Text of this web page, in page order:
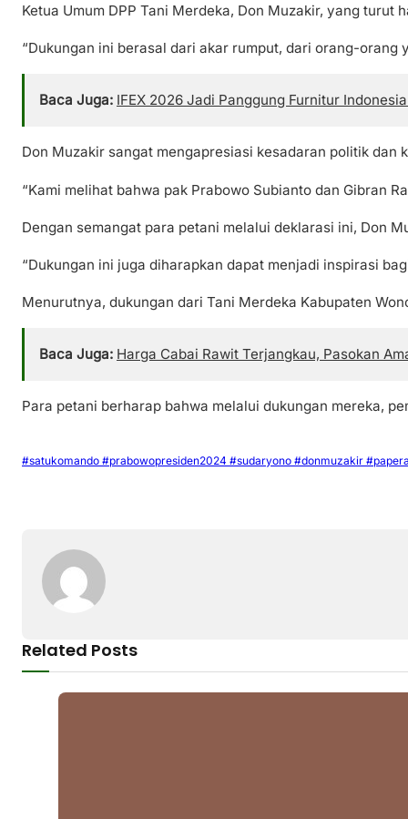
Ketua Umum DPP Tani Merdeka, Don Muzakir, yang
“Dukungan ini berasal dari akar rumput, dari orang-
Baca Juga: IFEX 2026 Jadi Panggung Furnitur
Don Muzakir sangat mengapresiasi kesadaran politik
“Kami melihat bahwa pak Prabowo Subianto dan Gibran
Dengan semangat para petani melalui deklarasi ini, Don
“Dukungan ini juga diharapkan dapat menjadi inspirasi
Menurutnya, dukungan dari Tani Merdeka Kabupaten
Baca Juga: Harga Cabai Rawit Terjangkau, Pasokan
Para petani berharap bahwa melalui dukungan mereka,
#satukomando #prabowopresiden2024 #sudaryono #donmuzakir
Related Posts